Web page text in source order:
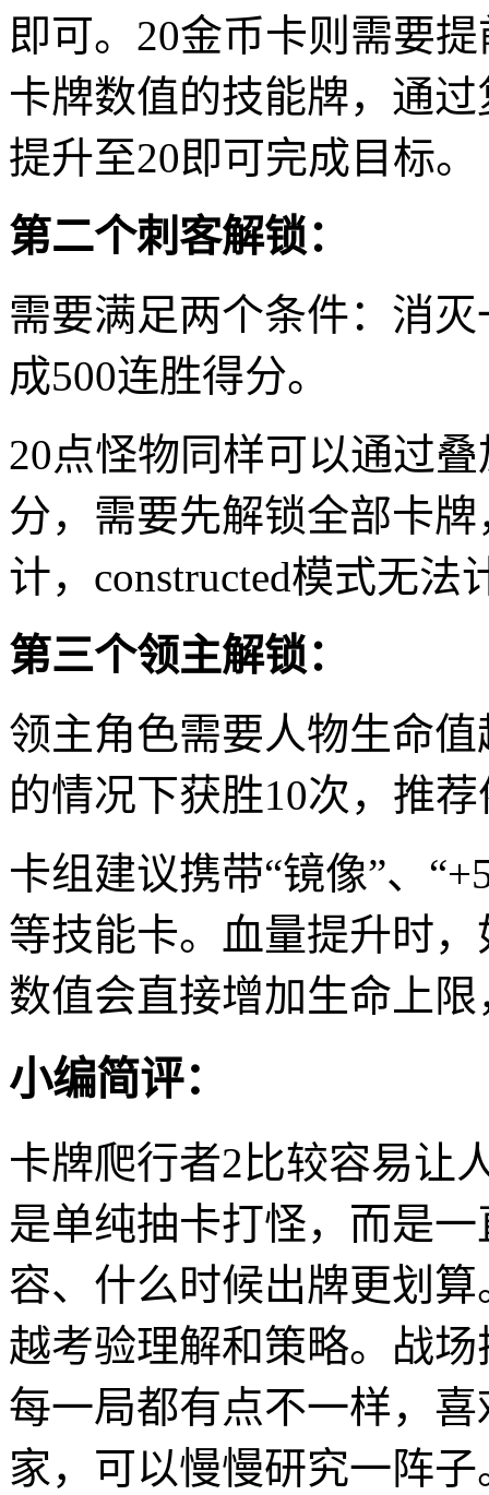
即可。20金币卡则需要
卡牌数值的技能牌，通
提升至20即可完成目标。
第二个刺客解锁：
需要满足两个条件：消
成500连胜得分。
20点怪物同样可以通过
分，需要先解锁全部卡
计，constructed模式无法
第三个领主解锁：
领主角色需要人物生命
的情况下获胜10次，推
卡组建议携带“镜像”、
等技能卡。血量提升时
数值会直接增加生命上
小编简评：
卡牌爬行者2比较容易让
是单纯抽卡打怪，而是
容、什么时候出牌更划
越考验理解和策略。战
每一局都有点不一样，
家，可以慢慢研究一阵子